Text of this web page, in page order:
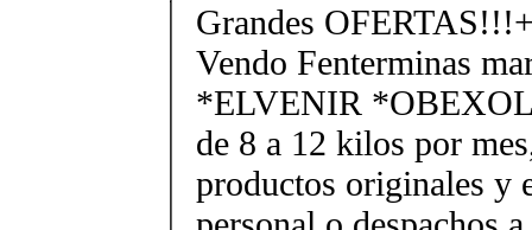
Grandes
Vendo Fenterminas
*ELVENIR
de 8 a 12 kilos por
productos originales y